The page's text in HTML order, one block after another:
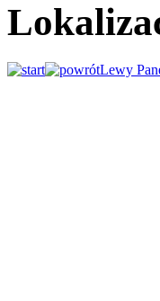
Lewy